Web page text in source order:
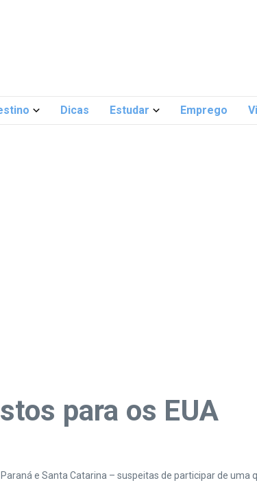
Dicas Estudar Emprego
para os EUA
e Santa Catarina – suspeitas de participar de